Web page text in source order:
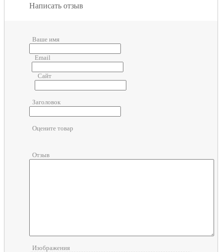
Написать отзыв
Ваше имя
Email
Сайт
Заголовок
Оцените товар
Отзыв
Изображения